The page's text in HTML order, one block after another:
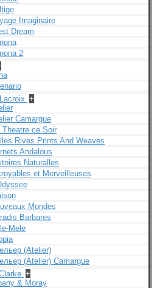
Imaginaire
Dream
2
+
Camargue
Theatre ce Soir
Rives Prints And Weaves
Andalous
Naturalles
et Merveilleuses
Mondes
Barbares
Mele
(Atelier)
(Atelier) Camargue
+
& Moray